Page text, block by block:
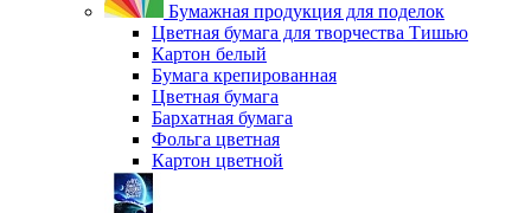
Бумажная продукция для поделок
Цветная бумага для творчества Тишью
Картон белый
Бумага крепированная
Цветная бумага
Бархатная бумага
Фольга цветная
Картон цветной